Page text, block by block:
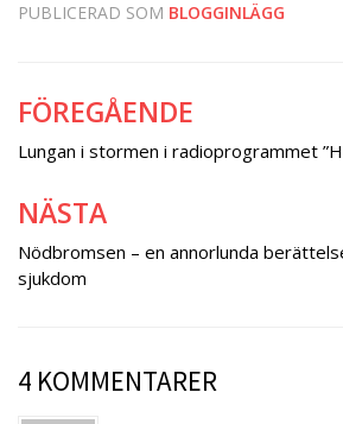
PUBLICERAD SOM BLOGGINLÄGG
Inläggsnavigering
FÖREGÅENDE
Lungan i stormen i radioprogrammet
NÄSTA
Nödbromsen – en annorlunda
sjukdom
4 KOMMENTARER